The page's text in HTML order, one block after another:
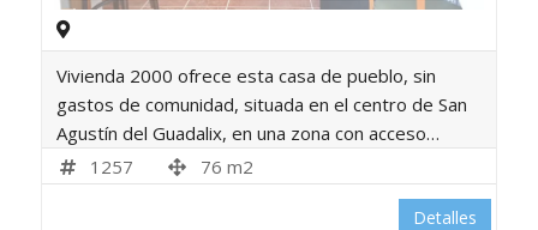
Vivienda 2000 ofrece esta casa de pueblo, sin
gastos de comunidad, situada en el centro de San
Agustín del Guadalix, en una zona con acceso…
1257
76 m2
Detalles